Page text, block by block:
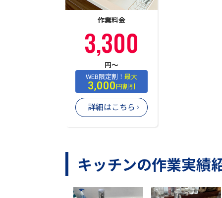
作業料金
3,300
円〜
WEB限定割！ 最大
3,000円割引
詳細はこちら
キッチンの作業実績